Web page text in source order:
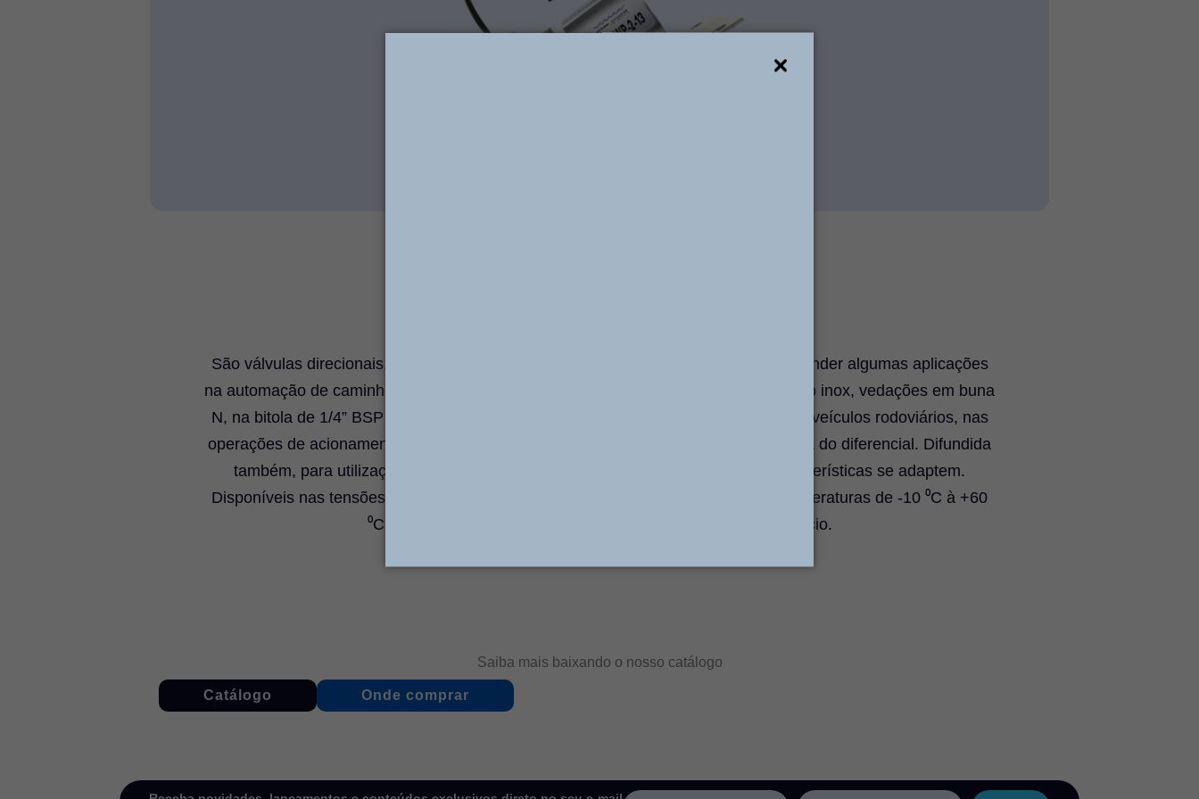
São válvulas direcionais, acionadas eletricamente, inicialmente produzidas, para atender algumas aplicações
na automação de caminhões. Construídas em corpo de alumínio, torre em latão e aço inox, vedações em buna
N, na bitola de 1/4” BSP e com 2 opções de suportes: Plano e em “U”. Utilizadas no veículos rodoviários, nas
operações de acionamento: da buzina, tomada de força, reduzida, freio motor e trava do diferencial. Difundida
também, para utilização em diversas aplicações de automação, onde suas características se adaptem.
Disponíveis nas tensões de 12 e 24 Vcc, trabalham com pressões até 10 bar e temperaturas de -10 ⁰C à +60
⁰C, são resistentes, de fácil manutenção, e ótimo custo/benefício.
Saiba mais baixando o nosso catálogo
Catálogo Onde comprar